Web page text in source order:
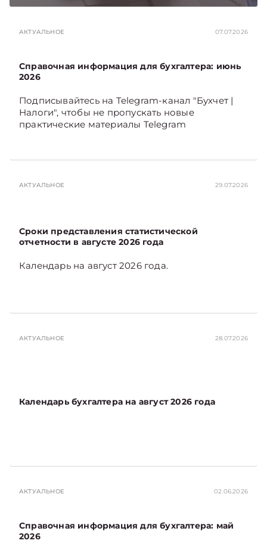
АКТУАЛЬНОЕ 07.07.2026
Справочная информация для бухгалтера: июнь
2026
Подписывайтесь на Telegram‑канал "Бухчет |
Налоги", чтобы не пропускать новые
практические материалы Telegram
АКТУАЛЬНОЕ 29.07.2026
Сроки представления статистической
отчетности в августе 2026 года
Календарь на август 2026 года.
АКТУАЛЬНОЕ 28.07.2026
Календарь бухгалтера на август 2026 года
АКТУАЛЬНОЕ 02.06.2026
Справочная информация для бухгалтера: май
2026